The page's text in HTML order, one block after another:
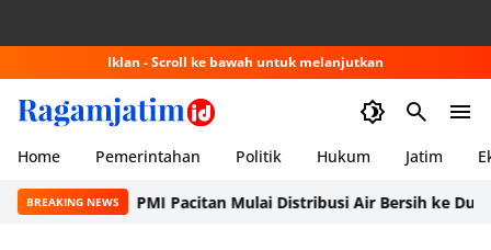
Iklan - Scroll ke bawah untuk melanjutkan
Home Pemerintahan Politik Hukum Jatim
BREAKING NEWSPMI Pacitan Mulai Distribusi Air Bersih ke Dusun